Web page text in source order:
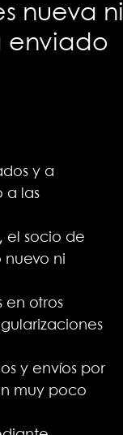
nueva ni
enviado
y a
a las
el socio de
nuevo ni
en otros
y envíos por
muy poco